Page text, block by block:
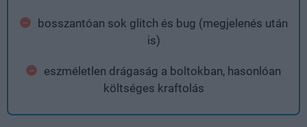
bosszantóan sok glitch és bug (megjelenés után
is)
eszméletlen drágaság a boltokban, hasonlóan
költséges kraftolás